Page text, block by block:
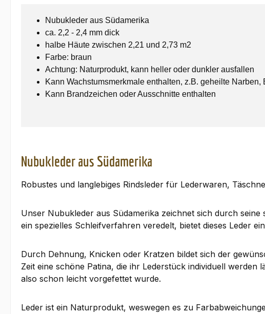
Nubukleder aus Südamerika
ca. 2,2 - 2,4 mm dick
halbe Häute zwischen 2,21 und 2,73 m2
Farbe: braun
Achtung: Naturprodukt, kann heller oder dunkler ausfallen
Kann Wachstumsmerkmale enthalten, z.B. geheilte Narben,
Kann Brandzeichen oder Ausschnitte enthalten
Nubukleder aus Südamerika
Robustes und langlebiges Rindsleder für Lederwaren,
Unser Nubukleder aus Südamerika zeichnet sich durch
ein spezielles Schleifverfahren veredelt, bietet dieses Leder
Durch Dehnung, Knicken oder Kratzen bildet sich der
Zeit eine schöne Patina, die ihr Lederstück individuell werden
also schon leicht vorgefettet wurde.
Leder ist ein Naturprodukt, weswegen es zu